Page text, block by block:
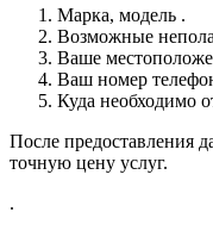
Марка, модель .
Возможные
Ваше
Ваш номер
Куда необходимо
После предоставления
точную цену услуг.
.